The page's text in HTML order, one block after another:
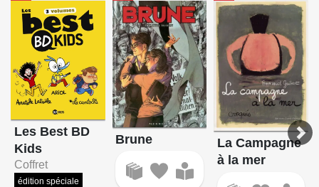
Les Best BD
Kids
Coffret
édition spéciale
Brune
La Campagne
à la mer